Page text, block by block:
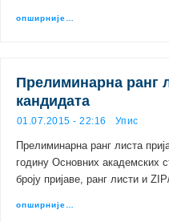
опширније…
Прелиминарна ранг
кандидата
01.07.2015 - 22:16 Упис
Прелиминарна ранг листа
годину Основних академских
броју пријаве, ранг листи и
опширније…